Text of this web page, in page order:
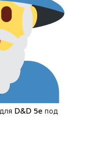
для D&D 5e под